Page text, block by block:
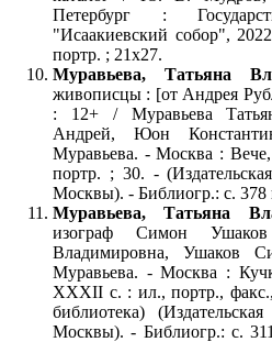
Петербург :
"Исаакиевский собор",
портр. ; 21х27.
Муравьева, Татьяна
живописцы : [от Андрея
: 12+ / Муравьева
Андрей, Юон
Муравьева. - Москва :
портр. ; 30. -
Москвы). - Библиогр.: с. 378
Муравьева, Татьяна
изограф Симон
Владимировна, Ушаков
Муравьева. - Москва :
XXXII с. : ил., портр.,
библиотека)
Москвы). - Библиогр.: с.